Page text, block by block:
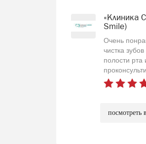
«Клиника
Smile)
Очень
чистка
полости рта
посмотреть